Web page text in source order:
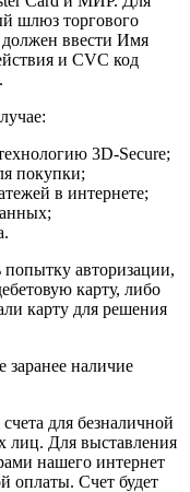
шлюз торгового
должен ввести Имя
и CVC код
3D-Secure;
покупки;
в интернете;
авторизации,
карту, либо
карту для решения
заранее наличие
для безналичной
лиц. Для выставления
нашего интернет
оплаты. Счет будет